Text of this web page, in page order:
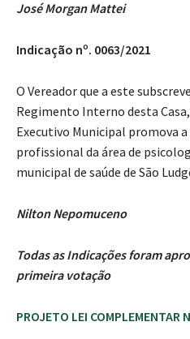
José Morgan Mattei
Indicação nº. 0063/2021
O Vereador que a este
Regimento Interno desta
Executivo Municipal promova
profissional da área de
municipal de saúde de São
Nilton Nepomuceno
Todas as Indicações foram
primeira votação
PROJETO LEI COMPLEMENTAR